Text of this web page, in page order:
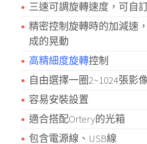
三速可調旋轉速度，可自
精密控制旋轉時的加減速
成的晃動
高精細度旋轉控制
自由選擇一圈2~1024張影
容易安裝設置
適合搭配Ortery的光箱
包含電源線、USB線